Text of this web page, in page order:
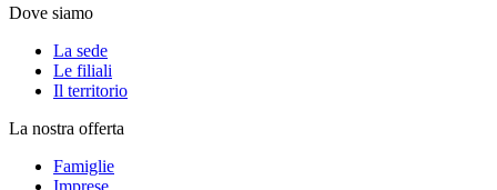
Dove siamo
La sede
Le filiali
Il territorio
La nostra offerta
Famiglie
Imprese